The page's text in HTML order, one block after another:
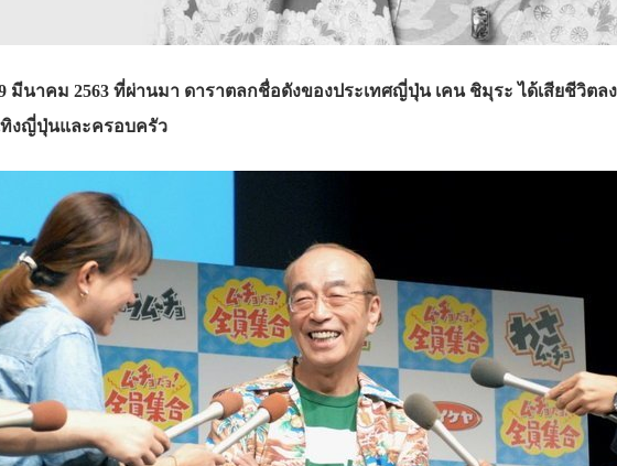
มีนาคม 2563 ที่ผ่านมา ดาราตลกชื่อดังของประเทศญี่ปุ่น เคน ชิมุระ ได้เสียชีวิตล
ทิงญี่ปุ่นและครอบครัว